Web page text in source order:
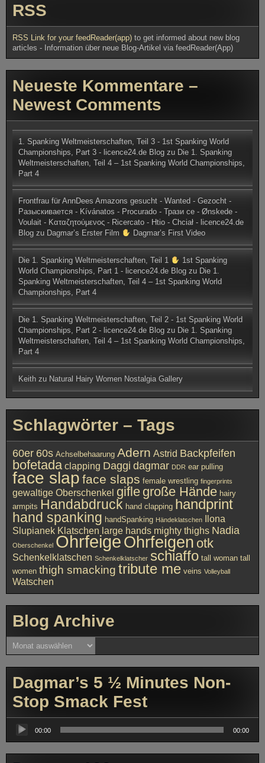
RSS
RSS Link for your feedReader(app) to get informed about new blog
articles - Information über neue Blog-Artikel via feedReader(App)
Neueste Kommentare –
Newest Comments
1. Spanking Weltmeisterschaften, Teil 3 - 1st Spanking World
Championships, Part 3 - licence24.de Blog zu Die 1. Spanking
Weltmeisterschaften, Teil 4 – 1st Spanking World Championships,
Part 4
Frontfrau für AnnDees Amazons gesucht - Wanted - Gezocht -
Разыскивается - Kívánatos - Procurado - Трази се - Ønskede -
Voulait - Καταζητούμενος - Ricercato - Htio - Chciał - licence24.de
Blog zu Dagmar’s Erster Film Dagmar’s First Video
Die 1. Spanking Weltmeisterschaften, Teil 1
1st Spanking
World Championships, Part 1 - licence24.de Blog zu Die 1.
Spanking Weltmeisterschaften, Teil 4 – 1st Spanking World
Championships, Part 4
Die 1. Spanking Weltmeisterschaften, Teil 2 - 1st Spanking World
Championships, Part 2 - licence24.de Blog zu Die 1. Spanking
Weltmeisterschaften, Teil 4 – 1st Spanking World Championships,
Part 4
Keith zu Natural Hairy Women Nostalgia Gallery
Schlagwörter – Tags
60er 60s Achselbehaarung Adern Astrid Backpfeifen
bofetada clapping Daggi dagmar DDR ear pulling
face slap face slaps female wrestling fingerprints
gewaltige Oberschenkel gifle große Hände hairy
armpits Handabdruck hand clapping handprint
hand spanking handSpanking Händeklatschen
Ilona
Slupianek Klatschen large hands mighty thighs Nadia
Oberschenkel OhrfeigeOhrfeigen otk
Schenkelklatschen Schenkelklatscher schiaffo tall woman tall
women thigh smacking tribute me veins Volleyball
Watschen
Blog Archive
Blog
Archive
Dagmar’s 5 ½ Minutes Non-
Stop Smack Fest
Player
00:00 00:00